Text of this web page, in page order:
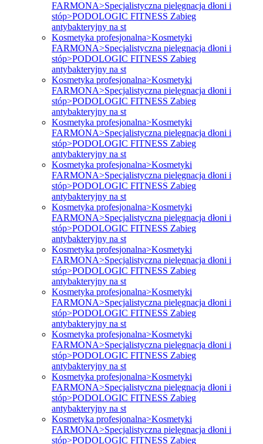
FARMONA>Specjalistyczna pielęgnacja dłoni i
stóp>PODOLOGIC FITNESS Zabieg
antybakteryjny na st
Kosmetyka profesjonalna>Kosmetyki
FARMONA>Specjalistyczna pielęgnacja dłoni i
stóp>PODOLOGIC FITNESS Zabieg
antybakteryjny na st
Kosmetyka profesjonalna>Kosmetyki
FARMONA>Specjalistyczna pielęgnacja dłoni i
stóp>PODOLOGIC FITNESS Zabieg
antybakteryjny na st
Kosmetyka profesjonalna>Kosmetyki
FARMONA>Specjalistyczna pielęgnacja dłoni i
stóp>PODOLOGIC FITNESS Zabieg
antybakteryjny na st
Kosmetyka profesjonalna>Kosmetyki
FARMONA>Specjalistyczna pielęgnacja dłoni i
stóp>PODOLOGIC FITNESS Zabieg
antybakteryjny na st
Kosmetyka profesjonalna>Kosmetyki
FARMONA>Specjalistyczna pielęgnacja dłoni i
stóp>PODOLOGIC FITNESS Zabieg
antybakteryjny na st
Kosmetyka profesjonalna>Kosmetyki
FARMONA>Specjalistyczna pielęgnacja dłoni i
stóp>PODOLOGIC FITNESS Zabieg
antybakteryjny na st
Kosmetyka profesjonalna>Kosmetyki
FARMONA>Specjalistyczna pielęgnacja dłoni i
stóp>PODOLOGIC FITNESS Zabieg
antybakteryjny na st
Kosmetyka profesjonalna>Kosmetyki
FARMONA>Specjalistyczna pielęgnacja dłoni i
stóp>PODOLOGIC FITNESS Zabieg
antybakteryjny na st
Kosmetyka profesjonalna>Kosmetyki
FARMONA>Specjalistyczna pielęgnacja dłoni i
stóp>PODOLOGIC FITNESS Zabieg
antybakteryjny na st
Kosmetyka profesjonalna>Kosmetyki
FARMONA>Specjalistyczna pielęgnacja dłoni i
stóp>PODOLOGIC FITNESS Zabieg